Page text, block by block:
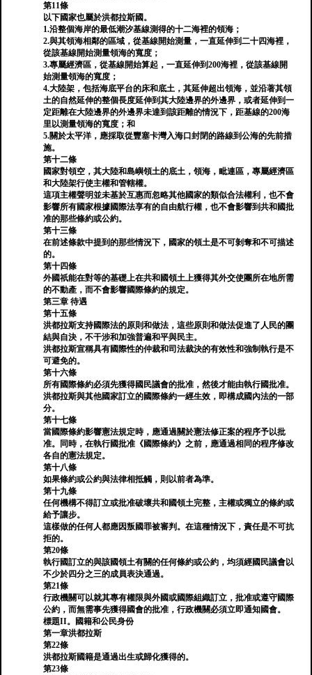
第11條
以下國家也屬於洪都拉斯國。
1.沿整個海岸的最低潮汐基線測得的十二海裡的領海；
2.與其領海相鄰的區域，從基線開始測量，一直延伸到二十四海裡，
從該基線開始測量領海的寬度；
3.專屬經濟區，從基線開始算起，一直延伸到200海裡，從該基線開
始測量領海的寬度；
4.大陸架，包括海底平台的床和底土，其延伸超出領海，並沿著其領
土的自然延伸的整個長度延伸到其大陸邊界的外邊界，或者延伸到一
定距離在大陸邊界的外邊界未達到該距離的情況下，距基線的200海
里以測量領海的寬度；和
5.關於太平洋，應採取從豐塞卡灣入海口封閉的路線到公海的先前措
施。
第十二條
國家對領空，其大陸和島嶼領土的底土，領海，毗連區，專屬經濟區
和大陸架行使主權和管轄權。
這項主權聲明並未基於互惠而忽略其他國家的類似合法權利，也不會
影響所有國家根據國際法享有的自由航行權，也不會影響到共和國批
准的那些條約或公約。
第十三條
在前述條款中提到的那些情況下，國家的領土是不可剝奪和不可描述
的。
第十四條
外國祇能在對等的基礎上在共和國領土上獲得其外交使團所在地所需
的不動產，而不會影響國際條約的規定。
第三章 待遇
第十五條
洪都拉斯支持國際法的原則和做法，這些原則和做法促進了人民的團
結與自決，不干涉和加強普遍和平與民主。
洪都拉斯宣稱具有國際性的仲裁和司法裁決的有效性和強制執行是不
可避免的。
第十六條
所有國際條約必須先獲得國民議會的批准，然後才能由執行國批准。
洪都拉斯與其他國家訂立的國際條約一經生效，即構成國內法的一部
分。
第十七條
當國際條約影響憲法規定時，應通過關於憲法修正案的程序予以批
准。同時，在執行國批准《國際條約》之前，應通過相同的程序修改
各自的憲法規定。
第十八條
如果條約或公約與法律相抵觸，則以前者為準。
第十九條
任何機構不得訂立或批准破壞共和國領土完整，主權或獨立的條約或
給予讓步。
這樣做的任何人都應因叛國罪被審判。在這種情況下，責任是不可抗
拒的。
第20條
執行國訂立的與該國領土有關的任何條約或公約，均須經國民議會以
不少於四分之三的成員表決通過。
第21條
行政機關可以就其專有權限與外國或國際組織訂立，批准或遵守國際
公約，而無需事先獲得國會的批准，行政機關必須立即通知國會。
標題II。國籍和公民身份
第一章洪都拉斯
第22條
洪都拉斯國籍是通過出生或歸化獲得的。
第23條